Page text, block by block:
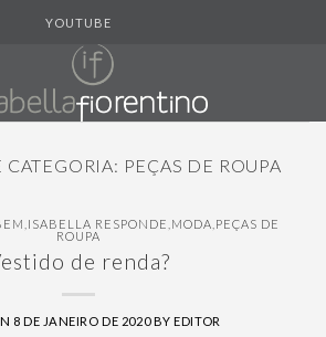
YOUTUBE
PEÇAS DE ROUPA
ISABELLA RESPONDE MODA PEÇAS DE
ROUPA
de renda?
8 DE JANEIRO DE 2020 BYEDITOR